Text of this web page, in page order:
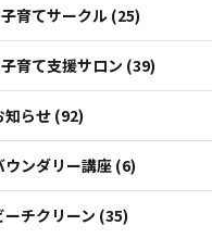
子育てサークル (25)
子育て支援サロン (39)
知らせ (92)
ウンダリー講座 (6)
ーチクリーン (35)